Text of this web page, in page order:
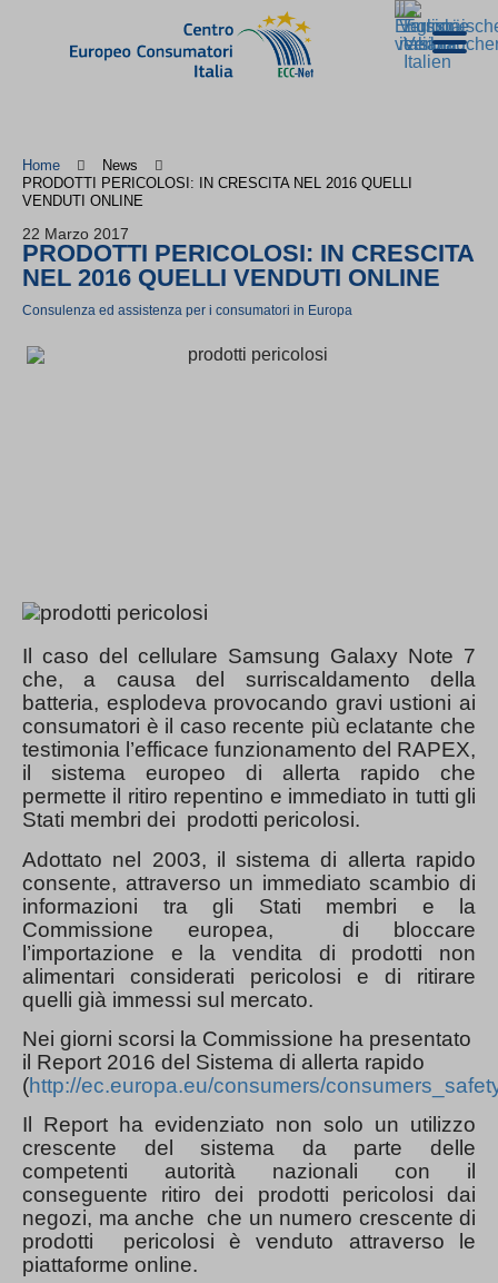
Home
News
PRODOTTI PERICOLOSI: IN CRESCITA NEL 2016 QUELLI
VENDUTI ONLINE
22 Marzo 2017
PRODOTTI PERICOLOSI: IN CRESCITA
NEL 2016 QUELLI VENDUTI ONLINE
Consulenza ed assistenza per i consumatori in Europa
Il caso del cellulare Samsung Galaxy Note 7
che, a causa del surriscaldamento della
batteria, esplodeva provocando gravi ustioni ai
consumatori è il caso recente più eclatante che
testimonia l’efficace funzionamento del RAPEX,
il sistema europeo di allerta rapido che
permette il ritiro repentino e immediato in tutti gli
Stati membri dei prodotti pericolosi.
Adottato nel 2003, il sistema di allerta rapido
consente, attraverso un immediato scambio di
informazioni tra gli Stati membri e la
Commissione europea, di bloccare
l’importazione e la vendita di prodotti non
alimentari considerati pericolosi e di ritirare
quelli già immessi sul mercato.
Nei giorni scorsi la Commissione ha presentato
il Report 2016 del Sistema di allerta rapido
(http://ec.europa.eu/consumers/
Il Report ha evidenziato non solo un utilizzo
crescente del sistema da parte delle
competenti autorità nazionali con il
conseguente ritiro dei prodotti pericolosi dai
negozi, ma anche che un numero crescente di
prodotti pericolosi è venduto attraverso le
piattaforme online.